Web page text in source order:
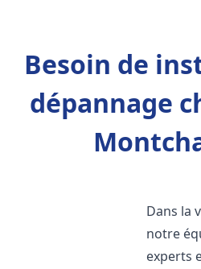
Besoin de
dépannage
Dans la
notre
experts